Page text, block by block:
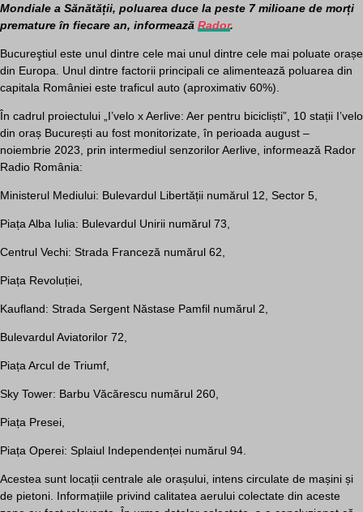
Mondiale a Sănătății, poluarea duce la peste 7 milioane de morți
premature în fiecare an, informează Rador.
Bucureştiul este unul dintre cele mai unul dintre cele mai poluate orașe
din Europa. Unul dintre factorii principali ce alimentează poluarea din
capitala României este traficul auto (aproximativ 60%).
În cadrul proiectului „I’velo x Aerlive: Aer pentru bicicliști”, 10 stații I’velo
din oraș București au fost monitorizate, în perioada august –
noiembrie 2023, prin intermediul senzorilor Aerlive, informează Rador
Radio România:
Ministerul Mediului: Bulevardul Libertății numărul 12, Sector 5,
Piața Alba Iulia: Bulevardul Unirii numărul 73,
Centrul Vechi: Strada Franceză numărul 62,
Piața Revoluției,
Kaufland: Strada Sergent Năstase Pamfil numărul 2,
Bulevardul Aviatorilor 72,
Piața Arcul de Triumf,
Sky Tower: Barbu Văcărescu numărul 260,
Piața Presei,
Piața Operei: Splaiul Independenței numărul 94.
Acestea sunt locații centrale ale orașului, intens circulate de mașini și
de pietoni. Informațiile privind calitatea aerului colectate din aceste